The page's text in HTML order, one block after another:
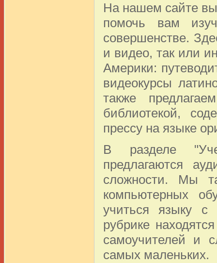
На нашем сайте
помочь вам
совершенстве.
и видео, так или
Америки:
видеокурсы
также
библиотекой,
прессу на языке
В разделе
предлагаются
сложности. Мы
компьютерных
учиться языку
рубрике
самоучителей и
самых маленьких.